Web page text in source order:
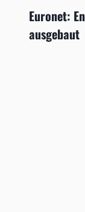
Euronet:
ausgebaut